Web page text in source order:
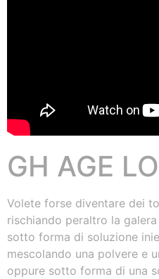
GH AGE
Volete forse diventare dei
rischiando peraltro la
sotto forma di soluzione
mescolando una polvere e
oppure sotto forma di una